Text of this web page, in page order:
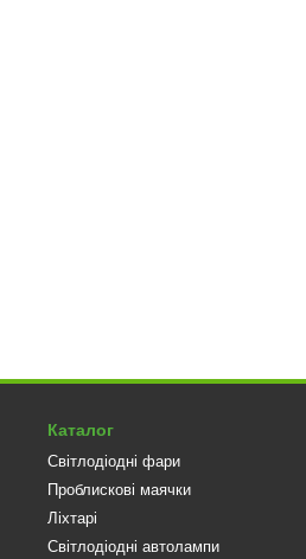
Каталог
Світлодіодні фари
Проблискові маячки
Ліхтарі
Світлодіодні автолампи